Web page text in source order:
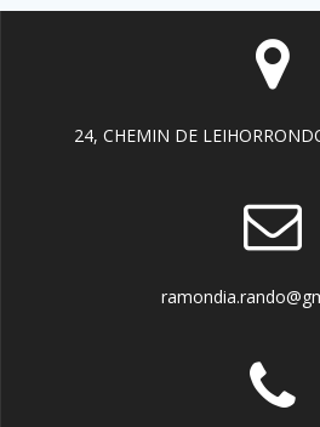
24, CHEMIN DE